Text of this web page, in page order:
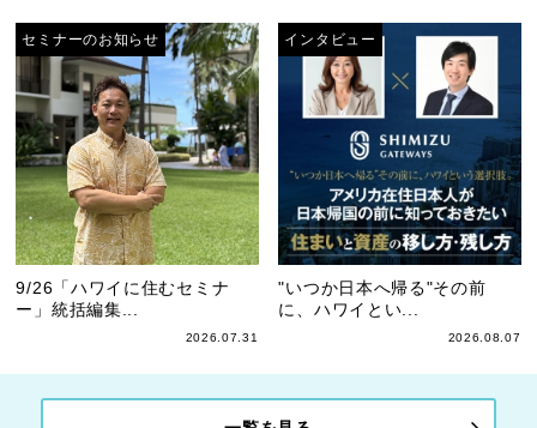
セミナーのお知らせ
9/26「ハワイに住むセミナ
ー」統括編集...
2026.07.31
インタビュー
"いつか日本へ帰る"その前
に、ハワイとい...
2026.08.07